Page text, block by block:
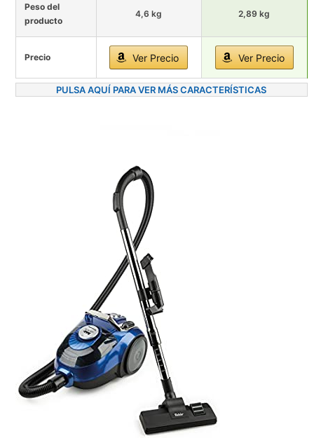
Peso del
producto
4,6 kg 2,89 kg
Precio Ver Precio Ver Precio
PULSA AQUÍ PARA VER MÁS CARACTERÍSTICAS